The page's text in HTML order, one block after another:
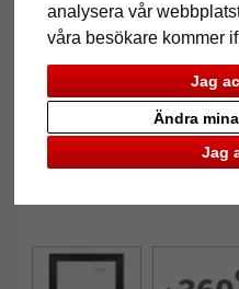
analysera vår
våra besökare kommer
Jag
Jag
Ändra
Tillbaka